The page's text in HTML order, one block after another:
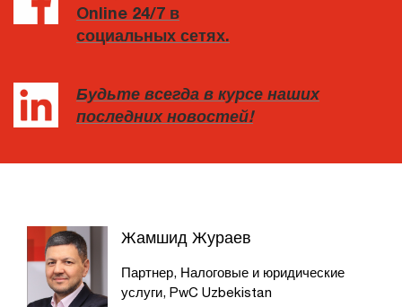
Online 24/7 в
социальных сетях.
Будьте всегда в курсе наших
последних новостей!
Жамшид Жураев
Партнер, Налоговые и юридические
услуги, PwC Uzbekistan